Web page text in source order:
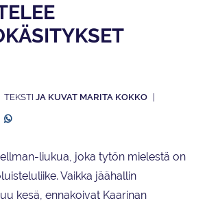
JA KUVAT MARITA KOKKO
liukua, joka tytön mielestä on
Vaikka jäähallin
kesä, ennakoivat Kaarinan